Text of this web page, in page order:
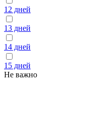
12 дней
13 дней
14 дней
15 дней
Не важно